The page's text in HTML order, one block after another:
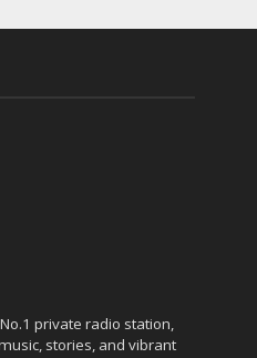
private radio station,
stories, and vibrant